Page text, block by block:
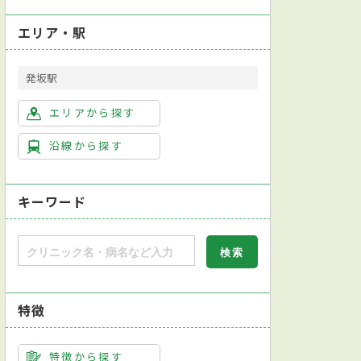
エリア・駅
発坂駅
エリアから探す
沿線から探す
キーワード
特徴
特徴から探す